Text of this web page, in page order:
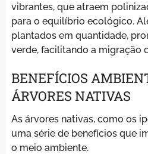
vibrantes, que atraem
para o equilíbrio ecológico.
plantados em quantidade,
verde, facilitando a migração
BENEFÍCIOS
ÁRVORES NATIVAS
As árvores nativas, como os
uma série de benefícios que
o meio ambiente.